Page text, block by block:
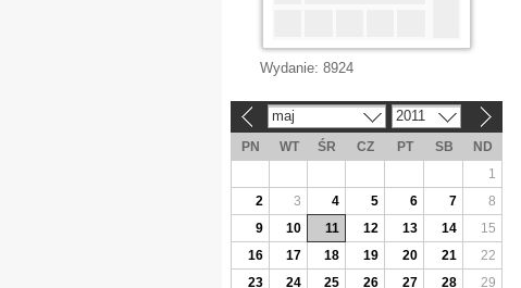
Wydanie: 8924
maj 2011
PN WT ŚR CZ PT SB
ND
1
2
3 4 5 6 7
8
9
10 11 12 13 14
15
16
17 18 19 20 21
22
23
24 25 26 27 28
29